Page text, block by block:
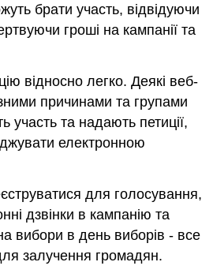
брати участь, відвідуючи
гроші на кампанії та
відносно легко. Деякі веб-
причинами та групами
участь та надають петиції,
електронною
для голосування,
дзвінки в кампанію та
вибори в день виборів - все
залучення громадян.